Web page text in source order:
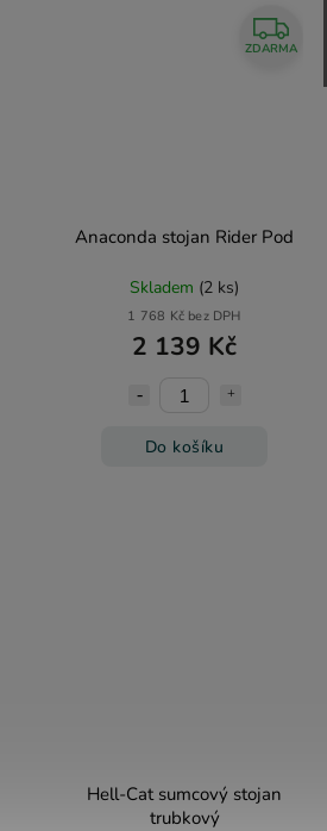
ZDARMA
Anaconda stojan Rider Pod
Skladem (2 ks)
1 768 Kč bez DPH
2 139 Kč
Do košíku
Hell-Cat sumcový stojan
trubkový